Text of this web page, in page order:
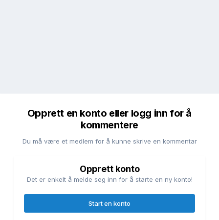
Opprett en konto eller logg inn for å
kommentere
Du må være et medlem for å kunne skrive en kommentar
Opprett konto
Det er enkelt å melde seg inn for å starte en ny konto!
Start en konto